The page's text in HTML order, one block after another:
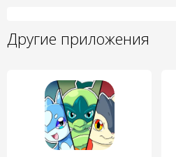
Другие приложения